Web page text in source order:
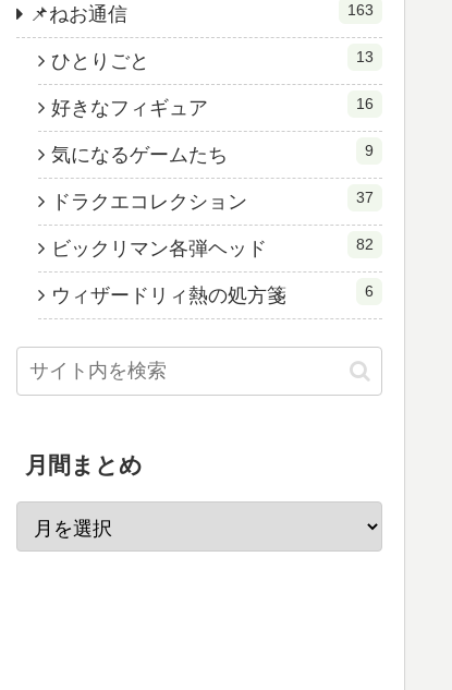
📌ねお通信 163
ひとりごと 13
好きなフィギュア 16
気になるゲームたち 9
ドラクエコレクション 37
ビックリマン各弾ヘッド 82
ウィザードリィ熱の処方箋 6
月間まとめ